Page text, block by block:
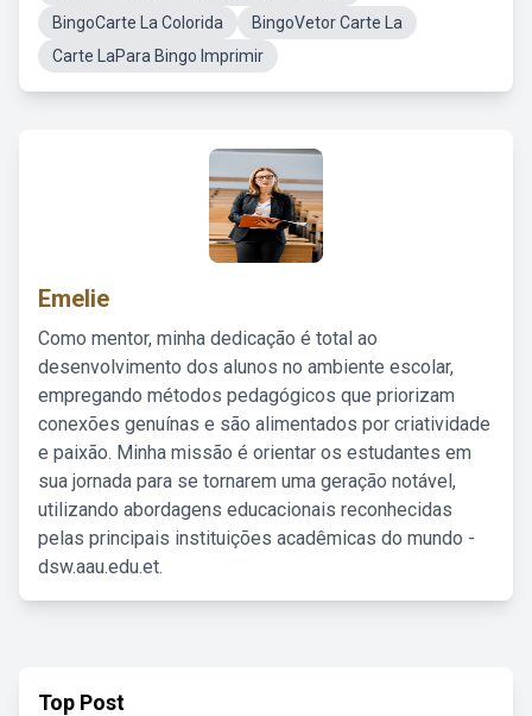
BingoCarte La Colorida
BingoVetor Carte La
Carte LaPara Bingo Imprimir
Emelie
Como mentor, minha dedicação é total ao
desenvolvimento dos alunos no ambiente escolar,
empregando métodos pedagógicos que priorizam
conexões genuínas e são alimentados por criatividade
e paixão. Minha missão é orientar os estudantes em
sua jornada para se tornarem uma geração notável,
utilizando abordagens educacionais reconhecidas
pelas principais instituições acadêmicas do mundo -
dsw.aau.edu.et.
Top Post